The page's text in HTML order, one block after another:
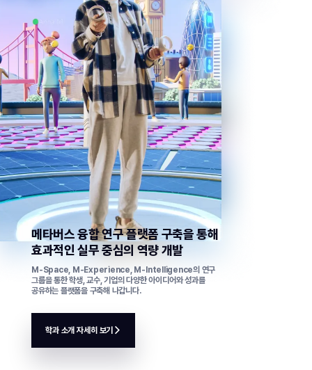
메타버스 융합 연구 플랫폼 구축을 통해
효과적인 실무중심의 역량 개발
M-Space, M-Experience, M-Intelligence의 연구
그룹을 통한 학생, 교수, 기업의 다양한 아이디어와 성과를
공유하는 플랫폼을 구축해 나갑니다.
학과 소개 자세히 보기